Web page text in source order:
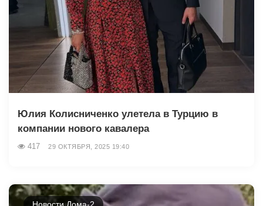
Юлия Колисниченко улетела в Турцию в
компании нового кавалера
417 29 ОКТЯБРЯ, 2025 19:40
Новости Дома-2